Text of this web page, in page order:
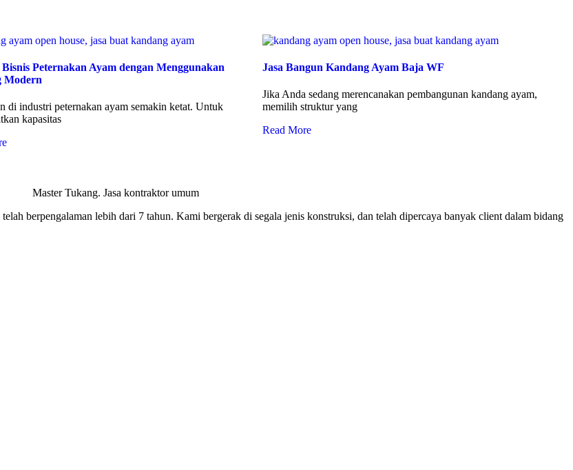
Bisnis Peternakan Ayam dengan Menggunakan
Modern
di industri peternakan ayam semakin ketat. Untuk
kapasitas
Jasa Bangun Kandang Ayam Baja WF
Jika Anda sedang merencanakan pembangunan kandang ayam,
memilih struktur yang
Read More
berpengalaman lebih dari 7 tahun. Kami bergerak di segala jenis konstruksi, dan telah dipercaya banyak client dalam bidang